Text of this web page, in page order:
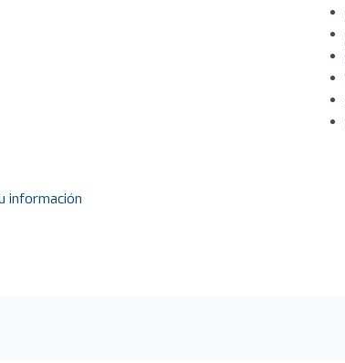
información